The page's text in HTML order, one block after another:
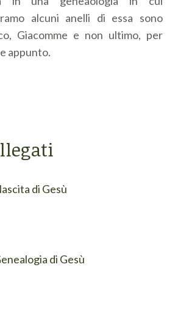
alcuni anelli di essa sono
Giacomme e non ultimo, per
appunto.
di Gesù
di Gesù